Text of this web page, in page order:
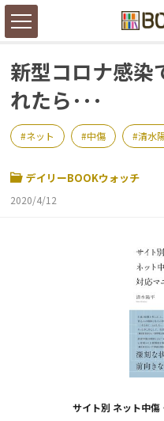
新型コロナ感染
れたら･･･
ネット 中傷 清水
デイリーBOOKウォッチ
2020/4/12
サイト別 ネット中傷